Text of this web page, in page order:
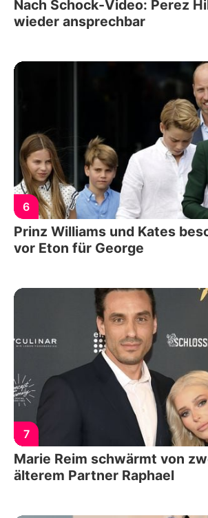
Nach Schock-Video: Perez
wieder ansprechbar
6
Prinz Williams und Kates
vor Eton für George
7
Marie Reim schwärmt von
älterem Partner Raphael